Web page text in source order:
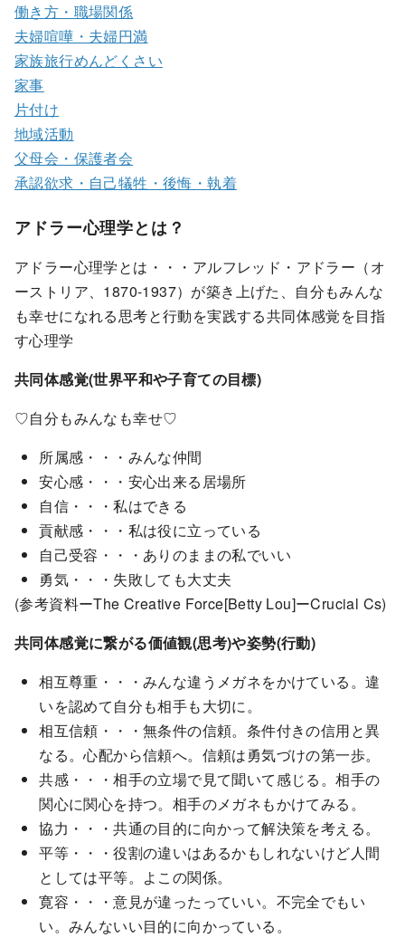
働き方・職場関係
夫婦喧嘩・夫婦円満
家族旅行めんどくさい
家事
片付け
地域活動
父母会・保護者会
承認欲求・自己犠牲・後悔・執着
アドラー心理学とは？
アドラー心理学とは・・・アルフレッド・アドラー（オ
ーストリア、1870-1937）が築き上げた、自分もみんな
も幸せになれる思考と行動を実践する共同体感覚を目指
す心理学
共同体感覚(世界平和や子育ての目標)
♡自分もみんなも幸せ♡
所属感・・・みんな仲間
安心感・・・安心出来る居場所
自信・・・私はできる
貢献感・・・私は役に立っている
自己受容・・・ありのままの私でいい
勇気・・・失敗しても大丈夫
(参考資料ーThe Creative Force[Betty Lou]ーCrucial Cs)
共同体感覚に繋がる価値観(思考)や姿勢(行動)
相互尊重・・・みんな違うメガネをかけている。違
いを認めて自分も相手も大切に。
相互信頼・・・無条件の信頼。条件付きの信用と異
なる。心配から信頼へ。信頼は勇気づけの第一歩。
共感・・・相手の立場で見て聞いて感じる。相手の
関心に関心を持つ。相手のメガネもかけてみる。
協力・・・共通の目的に向かって解決策を考える。
平等・・・役割の違いはあるかもしれないけど人間
としては平等。よこの関係。
寛容・・・意見が違ったっていい。不完全でもい
い。みんないい目的に向かっている。